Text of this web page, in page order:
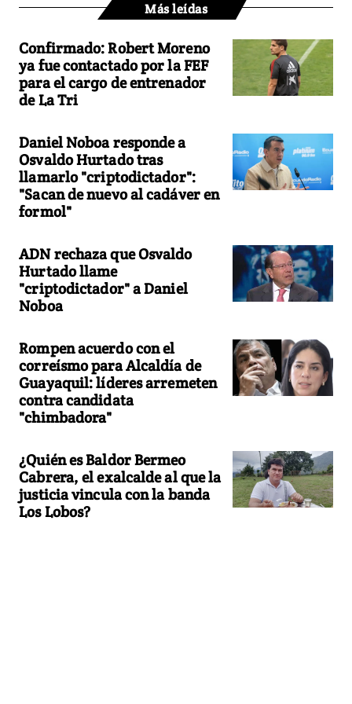
Más leídas
Confirmado: Robert Moreno
ya fue contactado por la FEF
para el cargo de entrenador
de La Tri
Daniel Noboa responde a
Osvaldo Hurtado tras
llamarlo "criptodictador":
"Sacan de nuevo al cadáver en
formol"
ADN rechaza que Osvaldo
Hurtado llame
"criptodictador" a Daniel
Noboa
Rompen acuerdo con el
correísmo para Alcaldía de
Guayaquil: líderes arremeten
contra candidata
"chimbadora"
¿Quién es Baldor Bermeo
Cabrera, el exalcalde al que la
justicia vincula con la banda
Los Lobos?